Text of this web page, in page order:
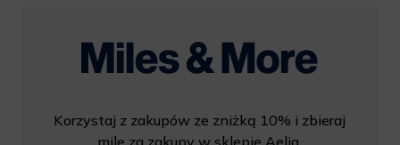
Korzystaj z zakupów ze zniżką 10% i zbieraj